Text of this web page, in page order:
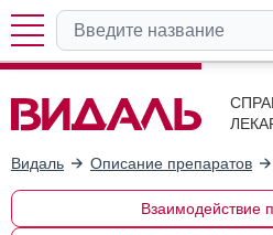
Видаль Описание препаратов
Взаимодействие